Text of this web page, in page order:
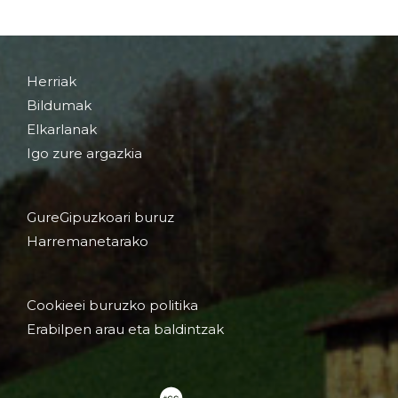
Herriak
Bildumak
Elkarlanak
Igo zure argazkia
GureGipuzkoari buruz
Harremanetarako
Cookieei buruzko politika
Erabilpen arau eta baldintzak